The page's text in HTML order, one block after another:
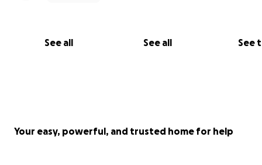
See all See all See
Your easy, powerful, and trusted home for help